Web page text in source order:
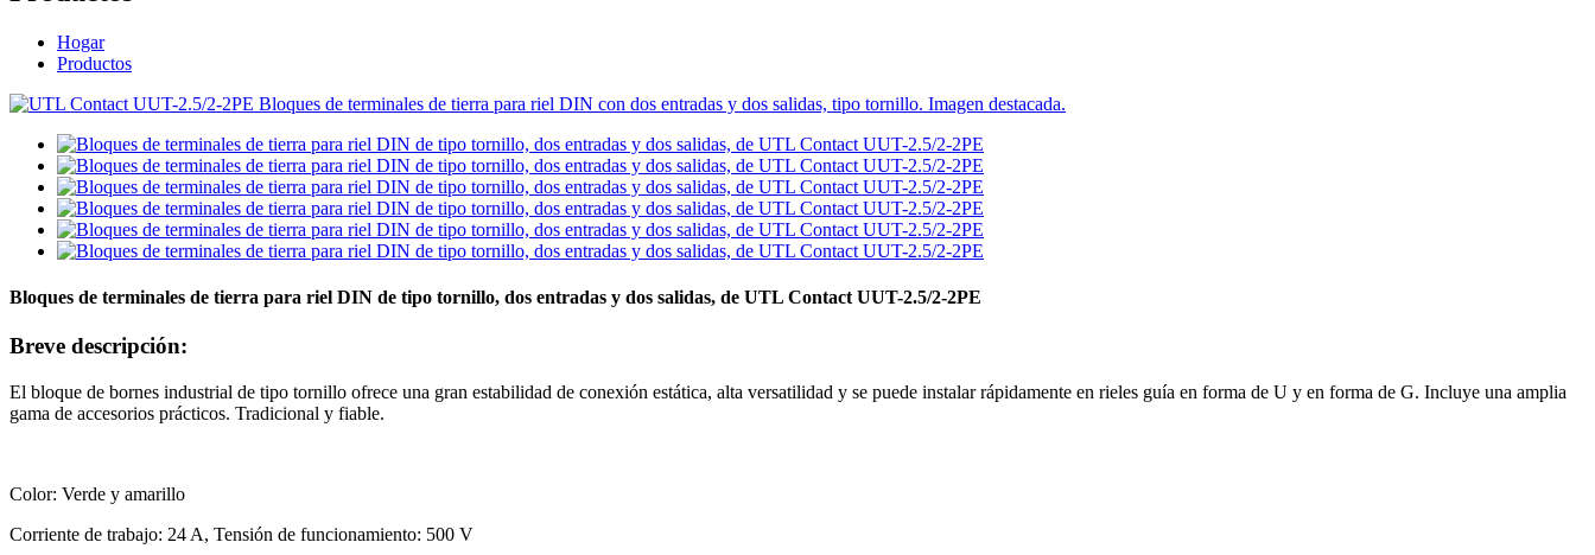
Hogar
Productos
Bloques de terminales de tierra para riel DIN de tipo tornillo, dos entradas y dos salidas, de UTL Contact UUT-2.5/2-2PE
Breve descripción:
El bloque de bornes industrial de tipo tornillo ofrece una gran estabilidad de conexión estática, alta versatilidad y se puede instalar rápidamente en rieles guía en forma de U y en forma de G. Incluye una amplia
gama de accesorios prácticos. Tradicional y fiable.
Color: Verde y amarillo
Corriente de trabajo: 24 A, Tensión de funcionamiento: 500 V